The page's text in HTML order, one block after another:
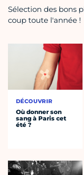
Sélection des bons
coup toute l'année !
DÉCOUVRIR
Où donner son
sang à Paris cet
été ?